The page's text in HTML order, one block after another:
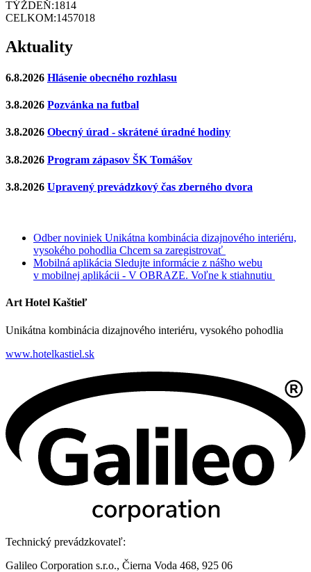
TÝŽDEŇ:1814
CELKOM:1457018
Aktuality
6.8.2026 Hlásenie obecného rozhlasu
3.8.2026 Pozvánka na futbal
3.8.2026 Obecný úrad - skrátené úradné hodiny
3.8.2026 Program zápasov ŠK Tomášov
3.8.2026 Upravený prevádzkový čas zberného dvora
Odber noviniek Unikátna kombinácia dizajnového interiéru,
vysokého pohodlia Chcem sa zaregistrovať
Mobilná aplikácia Sledujte informácie z nášho webu
v mobilnej aplikácii - V OBRAZE. Voľne k stiahnutiu
Art Hotel Kaštieľ
Unikátna kombinácia dizajnového interiéru, vysokého pohodlia
www.hotelkastiel.sk
Technický prevádzkovateľ:
Galileo Corporation s.r.o., Čierna Voda 468, 925 06